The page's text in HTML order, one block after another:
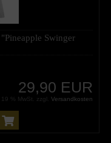
Swinger
29,90 EUR
19 % MwSt. zzgl. Versandkosten